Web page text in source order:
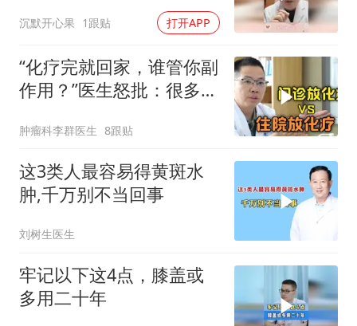
沉默开心果 1跟贴 打开APP
“化疗完就回家，谁管你副
作用？”医生怒批：很多人
肿瘤科李群医生 8跟贴
这3类人最容易得黄斑水
肿,千万别不当回事
刘树生医生
牢记以下这4点，膝盖或
多用二十年